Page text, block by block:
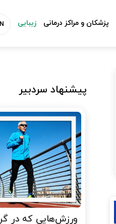
پزشکان و مراکز درمانی زیبایی
پیشنهاد سردبیر
ورزش‌هایی که در